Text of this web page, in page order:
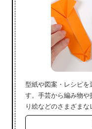
型紙や図案・レシピを
す。手芸から編み物や
り絵などのさまざまな